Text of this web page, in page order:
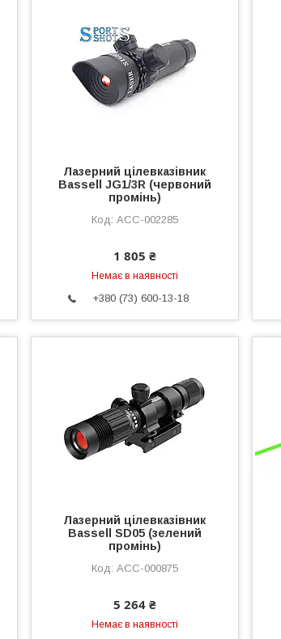
Лазерний цілевказівник
Bassell JG1/3R (червоний
промінь)
ACC-002285
1 805 ₴
Немає в наявності
+380 (73) 600-13-18
Лазерний цілевказівник
Bassell SD05 (зелений
промінь)
ACC-000875
5 264 ₴
Немає в наявності